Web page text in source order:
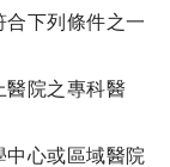
下列條件之一
醫院之專科醫
中心或區域醫院